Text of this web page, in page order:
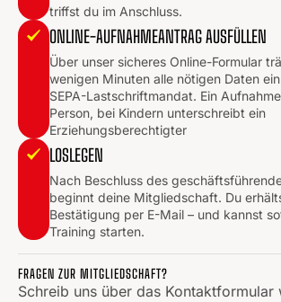
triffst du im Anschluss.
ONLINE-AUFNAHMEANTRAG AUSFÜLLEN
Über unser sicheres Online-Formular
wenigen Minuten alle nötigen Daten
SEPA-Lastschriftmandat. Ein
Person, bei Kindern unterschreibt ein
Erziehungsberechtigter
LOSLEGEN
Nach Beschluss des
beginnt deine Mitgliedschaft. Du
Bestätigung per E-Mail – und kannst
Training starten.
FRAGEN ZUR MITGLIEDSCHAFT?
Schreib uns über das Kontaktformular